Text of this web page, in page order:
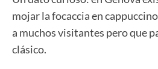
mojar la focaccia en
a muchos visitantes pero que
clásico.